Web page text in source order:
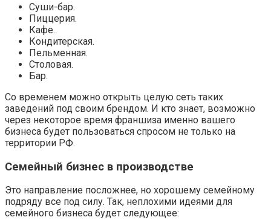
Суши-бар.
Пиццерия.
Кафе.
Кондитерская.
Пельменная.
Столовая.
Бар.
Со временем можно открыть целую сеть таких
заведений под своим брендом. И кто знает, возможно
через некоторое время франшиза именно вашего
бизнеса будет пользоваться спросом не только на
территории РФ.
Семейный бизнес в производстве
Это направление посложнее, но хорошему семейному
подряду все под силу. Так, неплохими идеями для
семейного бизнеса будет следующее: